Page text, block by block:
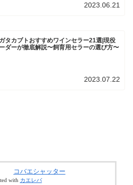
2023.06.21
タカブトおすすめワインセラー21選|現役
ダーが徹底解説〜飼育用セラーの選び方〜
2023.07.22
コバエシャッター
with カエレバ